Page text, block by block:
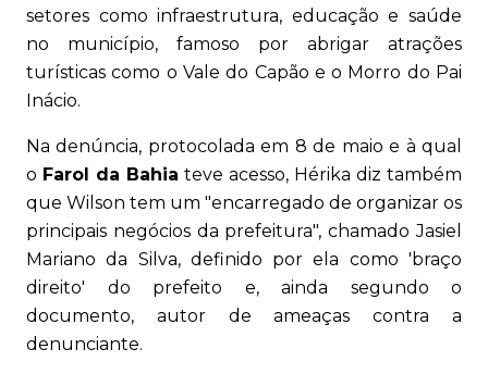
setores como infraestrutura, educação e saúde
no município, famoso por abrigar atrações
turísticas como o Vale do Capão e o Morro do Pai
Inácio.
Na denúncia, protocolada em 8 de maio e à qual
o Farol da Bahia teve acesso, Hérika diz também
que Wilson tem um "encarregado de organizar os
principais negócios da prefeitura", chamado Jasiel
Mariano da Silva, definido por ela como 'braço
direito' do prefeito e, ainda segundo o
documento, autor de ameaças contra a
denunciante.